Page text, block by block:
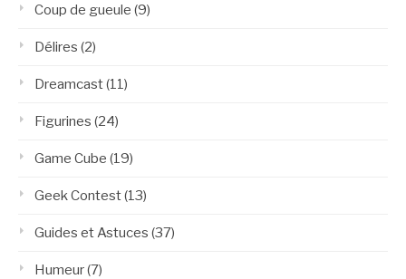
Coup de gueule (9)
Délires (2)
Dreamcast(11)
Figurines (24)
Game Cube (19)
Geek Contest(13)
Guides et Astuces (37)
Humeur(7)